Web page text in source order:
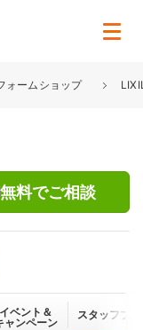
ォームショップ
無料でご相談
イベント＆
ャンペーン
スタッフブ